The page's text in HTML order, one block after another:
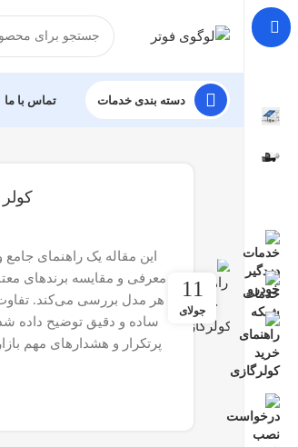
دسته بندی خدمات تماس با ما
11
جولای
این مقاله یک راهنمای
هر مدل بررسی می‌کند. تفاوت
ساده و دقیق توضیح داده
پرتکرار و هشدارهای مهم